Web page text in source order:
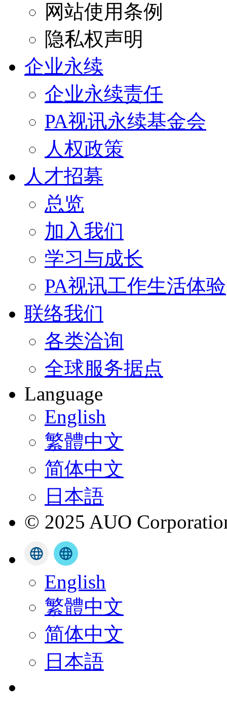
网站使用条例
隐私权声明
企业永续
企业永续责任
PA视讯永续基金会
人权政策
人才招募
总览
加入我们
学习与成长
PA视讯工作生活体验
联络我们
各类洽询
全球服务据点
Language
English
繁體中文
简体中文
日本語
© 2025 AUO
English
繁體中文
简体中文
日本語